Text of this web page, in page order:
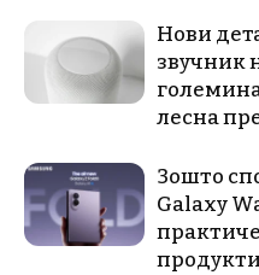
Нови
звучник
лесна
Зошто
Galaxy